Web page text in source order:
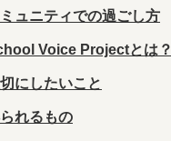
ュニティでの過ごし方
Voice Projectとは？
にしたいこと
れるもの